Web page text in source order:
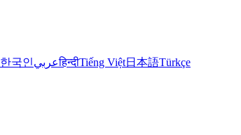
한국인عربيहिन्दीTiếng Việt日本語Türkçe